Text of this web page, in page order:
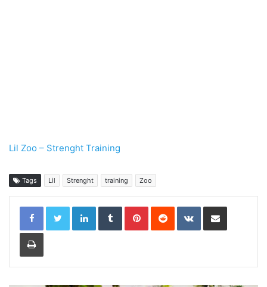
Lil Zoo – Strenght Training
Tags Lil Strenght training Zoo
LinkedInTumblrPinterestReddit VKontakteShare via Email
Print